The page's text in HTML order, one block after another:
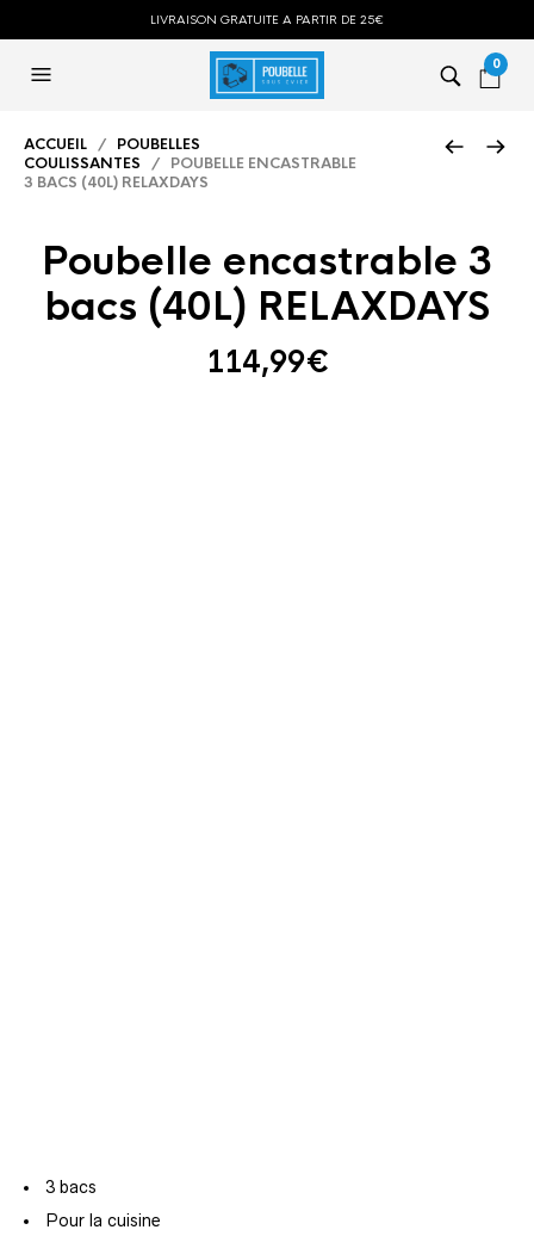
LIVRAISON GRATUITE A PARTIR DE 25€
0
ACCUEIL / POUBELLES
COULISSANTES / POUBELLE ENCASTRABLE
3 BACS (40L) RELAXDAYS
Poubelle encastrable 3
bacs (40L) RELAXDAYS
114,99€
3 bacs
Pour la cuisine